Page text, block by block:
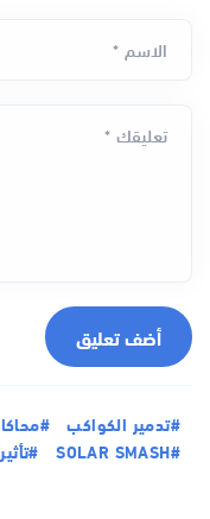
الاسم *
تعليقك *
أضف تعليق
#تدمير الكواكب
#SOLAR SMASH